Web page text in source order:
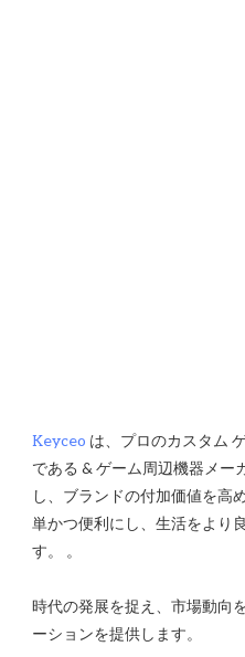
Keyceo は、プロのカスタム
である & ゲーム周辺機器メー
し、ブランドの付加価値を高
単かつ便利にし、生活をより
時代の発展を捉え、市場動向